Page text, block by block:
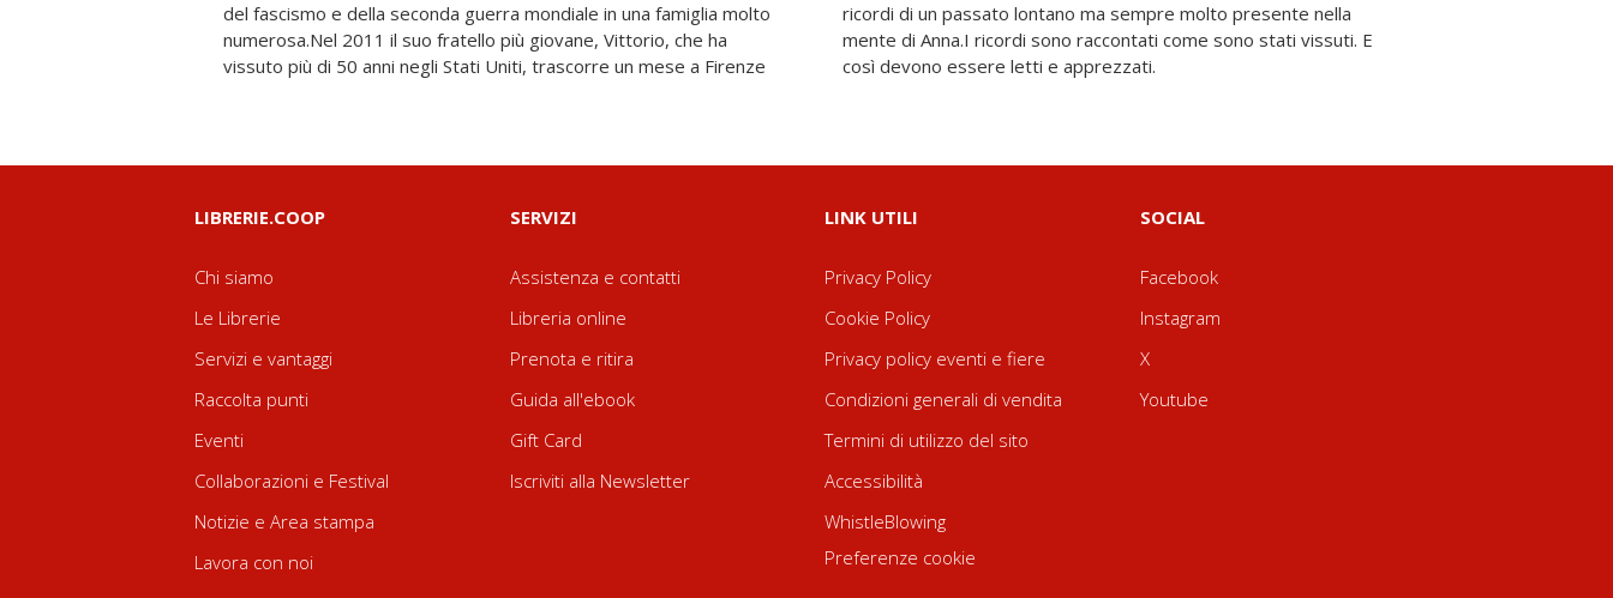
del fascismo e della seconda guerra mondiale in una famiglia molto
numerosa.Nel 2011 il suo fratello più giovane, Vittorio, che ha
vissuto più di 50 anni negli Stati Uniti, trascorre un mese a Firenze
ricordi di un passato lontano ma sempre molto presente nella
mente di Anna.I ricordi sono raccontati come sono stati vissuti. E
così devono essere letti e apprezzati.
LIBRERIE.COOP
Chi siamo
Le Librerie
Servizi e vantaggi
Raccolta punti
Eventi
Collaborazioni e Festival
Notizie e Area stampa
Lavora con noi
SERVIZI
Assistenza e contatti
Libreria online
Prenota e ritira
Guida all'ebook
Gift Card
Iscriviti alla Newsletter
LINK UTILI
Privacy Policy
Cookie Policy
Privacy policy eventi e fiere
Condizioni generali di vendita
Termini di utilizzo del sito
Accessibilità
WhistleBlowing
Preferenze cookie
SOCIAL
Facebook
Instagram
X
Youtube